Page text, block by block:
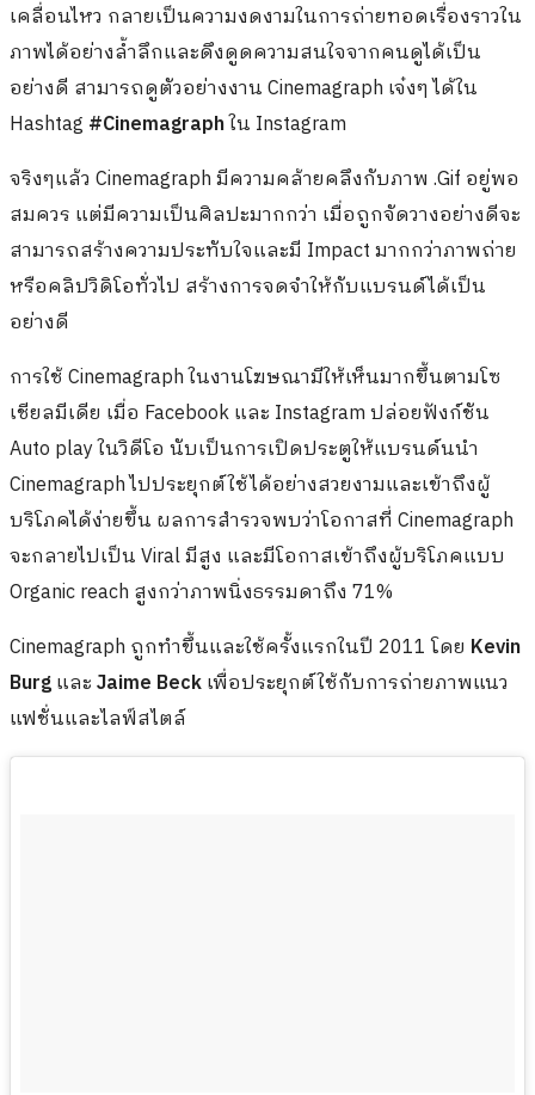
เคลื่อนไหว กลายเป็นความงดงามในการถ่ายทอดเรื่องราวใน
ภาพได้อย่างล้ำลึกและดึงดูดความสนใจจากคนดูได้เป็น
อย่างดี สามารถดูตัวอย่างงาน Cinemagraph เจ๋งๆ ได้ใน
Hashtag #Cinemagraphใน Instagram
จริงๆแล้ว Cinemagraph มีความคล้ายคลึงกับภาพ .Gif อยู่พอ
สมควร แต่มีความเป็นศิลปะมากกว่า เมื่อถูกจัดวางอย่างดีจะ
สามารถสร้างความประทับใจและมี Impact มากกว่าภาพถ่าย
หรือคลิปวิดิโอทั่วไป สร้างการจดจำให้กับแบรนด์ได้เป็น
อย่างดี
การใช้ Cinemagraph ในงานโฆษณามีให้เห็นมากขึ้นตามโซ
เชียลมีเดีย เมื่อ Facebook และ Instagram ปล่อยฟังก์ชัน
Auto play ในวิดีโอ นับเป็นการเปิดประตูให้แบรนด์นนำ
Cinemagraph ไปประยุกต์ใช้ได้อย่างสวยงามและเข้าถึงผู้
บริโภคได้ง่ายขึ้น ผลการสำรวจพบว่าโอกาสที่ Cinemagraph
จะกลายไปเป็น Viral มีสูง และมีโอกาสเข้าถึงผู้บริโภคแบบ
Organic reach สูงกว่าภาพนิ่งธรรมดาถึง 71%
Cinemagraph ถูกทำขึ้นและใช้ครั้งแรกในปี 2011 โดย Kevin
BurgและJaime Beckเพื่อประยุกต์ใช้กับการถ่ายภาพแนว
แฟชั่นและไลฟ์สไตล์